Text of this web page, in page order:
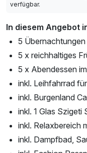
verfügbar.
In diesem Angebot
5 Übernachtungen
5 x reichhaltiges
5 x Abendessen
inkl. Leihfahrrad
inkl. Burgenland
inkl. 1 Glas Szigeti
inkl. Relaxbereich
inkl. Dampfbad,